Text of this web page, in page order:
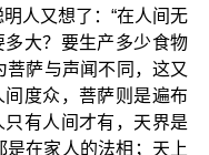
人又想了：“在人间无
大？要生产多少食物
菩萨与声闻不同，这又
度众，菩萨则是遍布
有人间才有，天界是
在家人的法相；天上